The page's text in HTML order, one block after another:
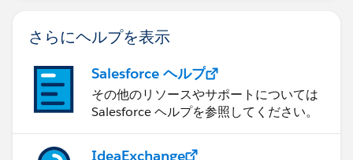
さらにヘルプを表示
Salesforce ヘルプ
その他のリソースやサポートについては
Salesforce ヘルプを参照してください。
IdeaExchange